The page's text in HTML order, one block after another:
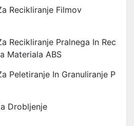
Recikliranje Filmov
Recikliranje Pralnega In Rec
Materiala ABS
Peletiranje In Granuliranje P
Drobljenje